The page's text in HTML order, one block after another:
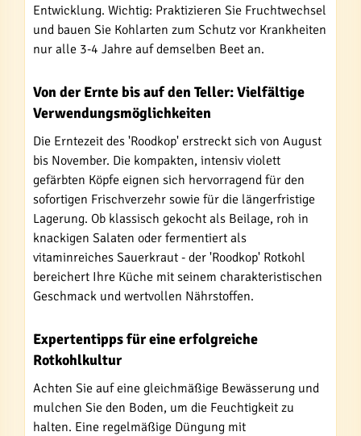
Entwicklung. Wichtig: Praktizieren Sie Fruchtwechsel
und bauen Sie Kohlarten zum Schutz vor Krankheiten
nur alle 3-4 Jahre auf demselben Beet an.
Von der Ernte bis auf den Teller: Vielfältige
Verwendungsmöglichkeiten
Die Erntezeit des 'Roodkop' erstreckt sich von August
bis November. Die kompakten, intensiv violett
gefärbten Köpfe eignen sich hervorragend für den
sofortigen Frischverzehr sowie für die längerfristige
Lagerung. Ob klassisch gekocht als Beilage, roh in
knackigen Salaten oder fermentiert als
vitaminreiches Sauerkraut - der 'Roodkop' Rotkohl
bereichert Ihre Küche mit seinem charakteristischen
Geschmack und wertvollen Nährstoffen.
Expertentipps für eine erfolgreiche
Rotkohlkultur
Achten Sie auf eine gleichmäßige Bewässerung und
mulchen Sie den Boden, um die Feuchtigkeit zu
halten. Eine regelmäßige Düngung mit